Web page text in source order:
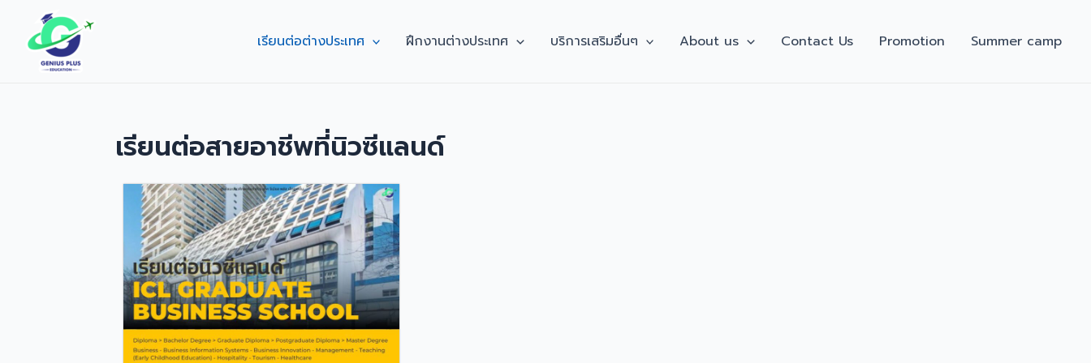
content
เรียนต่อต่างประเทศ ฝึกงานต่างประเทศ บริการเสริมอื่นๆ About us Contact Us Promotion Summer camp
เรียนต่อสายอาชีพที่นิวซีแลนด์